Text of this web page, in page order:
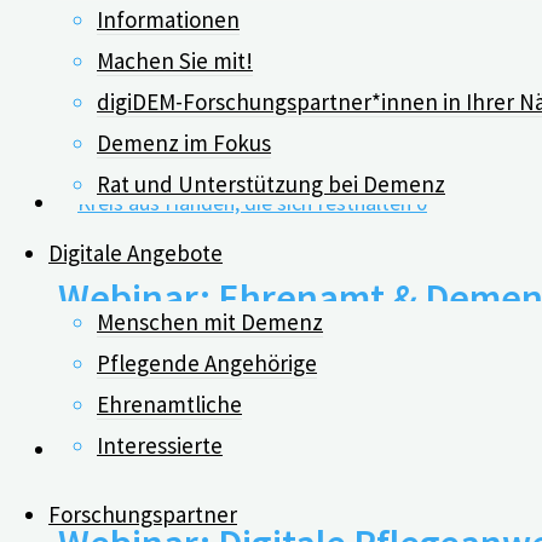
Informationen
Machen Sie mit!
digiDEM-Forschungspartner*innen in Ihrer
Demenz im Fokus
Rat und Unterstützung bei Demenz
Digitale Angebote
Menschen mit Demenz
Pflegende Angehörige
Ehrenamtliche
Interessierte
Forschungspartner
Unterstützungsangebote“
01.08.2019
0
Webinar: Ehrenamt &
18.10.2021
0